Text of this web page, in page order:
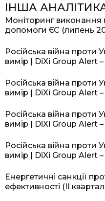
ІНША
Моніторинг
допомоги ЄС (липень
Російська війна проти
вимір | DiXi Group Alert
Російська війна проти
вимір | DiXi Group Alert
Російська війна проти
вимір | DiXi Group Alert
Російська війна проти
вимір | DiXi Group Alert
Енергетичні санкції
ефективності (II